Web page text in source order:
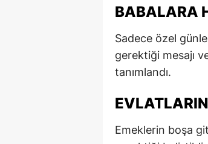
BABALARA
Sadece özel
gerektiği mesajı
tanımlandı.
Emeklerin boşa